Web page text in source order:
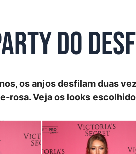
do
os anjos desfilam duas
rosa. Veja os looks